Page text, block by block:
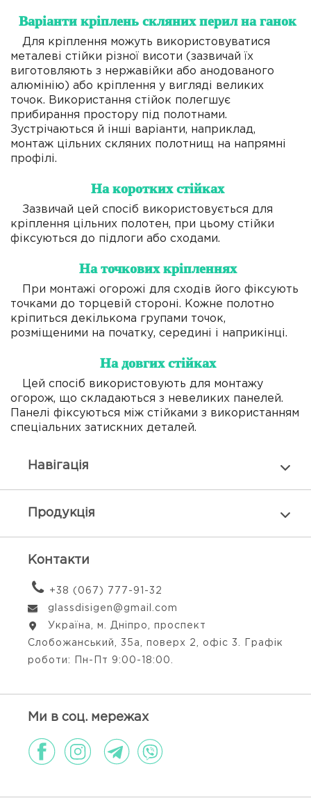
Варіанти кріплень скляних перил на ганок
Для кріплення можуть використовуватися
металеві стійки різної висоти (зазвичай їх
виготовляють з нержавійки або анодованого
алюмінію) або кріплення у вигляді великих
точок. Використання стійок полегшує
прибирання простору під полотнами.
Зустрічаються й інші варіанти, наприклад,
монтаж цільних скляних полотнищ на напрямні
профілі.
На коротких стійках
Зазвичай цей спосіб використовується для
кріплення цільних полотен, при цьому стійки
фіксуються до підлоги або сходами.
На точкових кріпленнях
При монтажі огорожі для сходів його фіксують
точками до торцевій стороні. Кожне полотно
кріпиться декількома групами точок,
розміщеними на початку, середині і наприкінці.
На довгих стійках
Цей спосіб використовують для монтажу
огорож, що складаються з невеликих панелей.
Панелі фіксуються між стійками з використанням
спеціальних затискних деталей.
Навiгацiя
Продукцiя
Контакти
+38 (067) 777-91-32
glassdisigen@gmail.com
Україна, м. Дніпро, проспект
Слобожанський, 35а, поверх 2, офіс 3. Графік
роботи: Пн-Пт 9:00-18:00.
Ми в соц. мережах